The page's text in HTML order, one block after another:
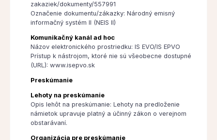
zakaziek/dokumenty/557991
Označenie dokumentu/zákazky: Národný emisný
informačný systém II (NEIS II)
Komunikačný kanál ad hoc
Názov elektronického prostriedku: IS EVO/IS EPVO
Prístup k nástrojom, ktoré nie sú všeobecne dostupné
(URL): www.isepvo.sk
Preskúmanie
Lehoty na preskúmanie
Opis lehôt na preskúmanie: Lehoty na predloženie
námietok upravuje platný a účinný zákon o verejnom
obstarávaní.
Organizácia pre preskúmanie